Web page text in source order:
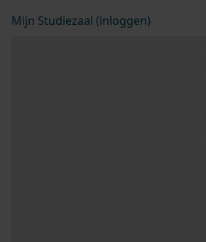
Mijn Studiezaal (inloggen)